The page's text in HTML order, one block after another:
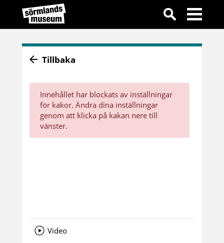
Tillbaka
Innehållet har blockats av inställningar
för kakor. Ändra dina inställningar
genom att klicka på kakan nere till
vänster.
Video